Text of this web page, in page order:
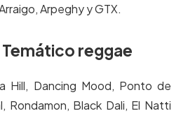
Arpeghy y GTX.
reggae
Hill, Dancing Mood, Ponto de
Rondamon, Black Dali, El Natti